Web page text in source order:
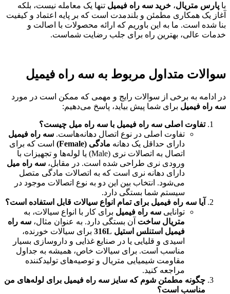
با پارس متریال، خرید سه راه فیمیل تنها یک معامله نیست، بلکه
آغاز یک همکاری مطمئن و بلندمدت است که بر پایه اعتماد و کیفیت
بنا شده است. ما به این باوریم که ارائه محصولات با اصالت و
خدمات عالی، بهترین راه برای جلب رضایت شماست.
سوالات متداول مربوط به سه راه فیمیل
در ادامه به برخی از سوالات رایج و مهمی که ممکن است در مورد
سه راه فیمیل برای شما پیش بیاید، پاسخ می‌دهیم:
تفاوت اصلی سه راه فیمیل با سه راه میل چیست؟
تفاوت اصلی در نوع اتصال دهانه‌هاست. سه راه فیمیل
دارای حداقل یک دهانه مادگی (Female)
است که برای
اتصال به اتصالات نری (Male) یا لوله‌ها و تجهیزات با
ورودی نری طراحی شده است. در مقابل، سه راه میل
دارای دهانه نری است که به اتصالات مادگی متصل
می‌شود. انتخاب بین این دو به نوع اتصالات موجود در
سیستم شما بستگی دارد.
آیا سه راه فیمیل برای تمام انواع سیالات قابل استفاده است؟
توانایی سه راه فیمیل برای کار با انواع سیالات، به
متریال ساخت آن بستگی دارد. به عنوان مثال، سه راه
فیمیل استنلس استیل 316L
برای سیالات خورنده،
اسیدی و قلیایی یا در صنایع غذایی و داروسازی بسیار
مناسب است. برای سیالات خاص، همیشه به جداول
مقاومت شیمیایی متریال و توصیه‌های تولیدکننده
مراجعه کنید.
چگونه مطمئن شوم که سایز سه راه فیمیل برای لوله‌های من
مناسب است؟